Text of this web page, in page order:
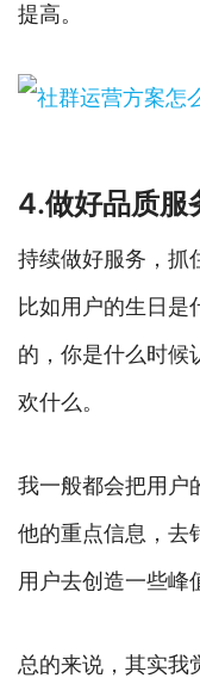
提高。
4.做好品质服
持续做好服务，抓
比如用户的生日是
的，你是什么时候
欢什么。
我一般都会把用户
他的重点信息，去
用户去创造一些峰
总的来说，其实我